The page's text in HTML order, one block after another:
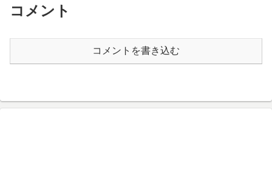
コメント
コメントを書き込む